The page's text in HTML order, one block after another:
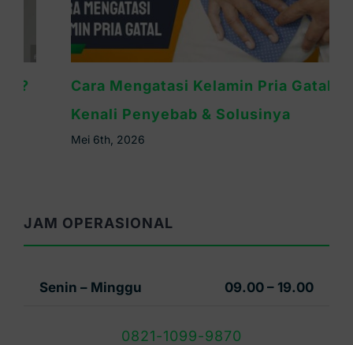
Cara Mengatasi Kelamin Pria Gatal:
Kenali Penyebab & Solusinya
Mei 6th, 2026
JAM OPERASIONAL
Senin – Minggu 09.00 – 19.00
0821-1099-9870